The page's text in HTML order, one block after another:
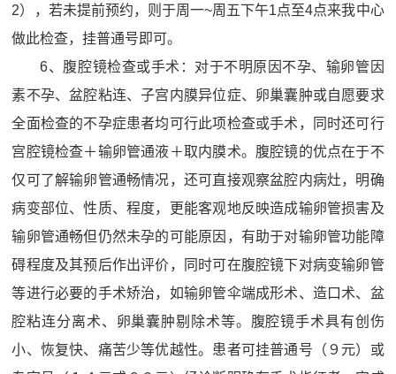
2），若未提前预约，则于周一~周五下午1点至4点来我中心
做此检查，挂普通号即可。
6、腹腔镜检查或手术：对于不明原因不孕、输卵管因
素不孕、盆腔粘连、子宫内膜异位症、卵巢囊肿或自愿要求
全面检查的不孕症患者均可行此项检查或手术，同时还可行
宫腔镜检查＋输卵管通液＋取内膜术。腹腔镜的优点在于不
仅可了解输卵管通畅情况，还可直接观察盆腔内病灶，明确
病变部位、性质、程度，更能客观地反映造成输卵管损害及
输卵管通畅但仍然未孕的可能原因，有助于对输卵管功能障
碍程度及其预后作出评价，同时可在腹腔镜下对病变输卵管
等进行必要的手术矫治，如输卵管伞端成形术、造口术、盆
腔粘连分离术、卵巢囊肿剔除术等。腹腔镜手术具有创伤
小、恢复快、痛苦少等优越性。患者可挂普通号（９元）或